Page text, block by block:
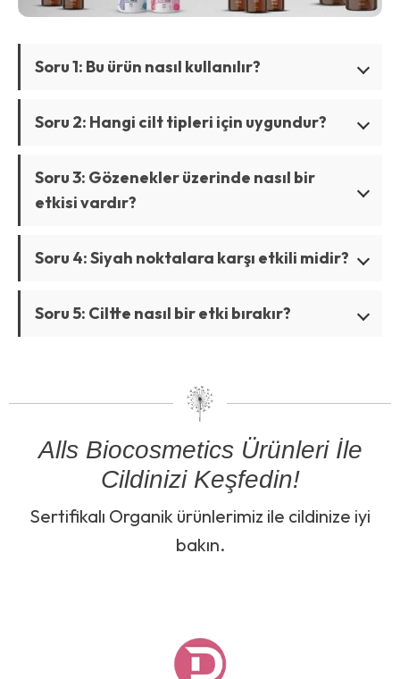
Soru 1: Bu ürün nasıl kullanılır?
Soru 2: Hangi cilt tipleri için uygundur?
Soru 3: Gözenekler üzerinde nasıl bir
etkisi vardır?
Soru 4: Siyah noktalara karşı etkili midir?
Soru 5: Ciltte nasıl bir etki bırakır?
Alls Biocosmetics Ürünleri İle
Cildinizi Keşfedin!
Sertifikalı Organik ürünlerimiz ile cildinize iyi
bakın.